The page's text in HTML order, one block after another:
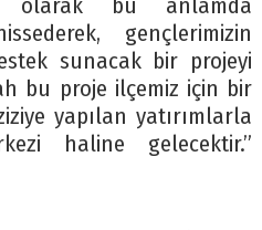
olarak bu anlamda
gençlerimizin
sunacak bir projeyi
bu proje ilçemiz için bir
yapılan yatırımlarla
haline gelecektir.”